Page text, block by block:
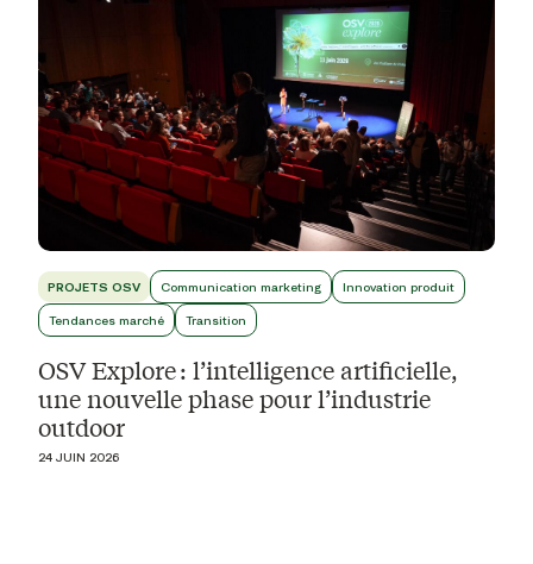
PROJETS OSV Communication marketing Innovation produit
Tendances marché Transition
OSV Explore : l’intelligence artificielle,
une nouvelle phase pour l’industrie
outdoor
24 JUIN 2026